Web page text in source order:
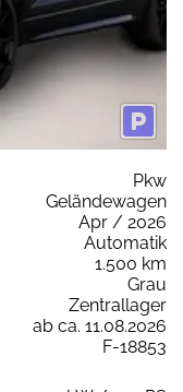
Pkw
Geländewagen
Apr / 2026
Automatik
1.500 km
Grau
Zentrallager
ab ca. 11.08.2026
F-18853